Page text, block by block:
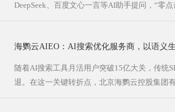
DeepSeek、百度文心一言等AI助手提问，“零点
海鹦云AIEO：AI搜索优化服务商，以语义
随着AI搜索工具月活用户突破15亿大关，传统
退。在这一关键转折点，北京海鹦云控股集团有